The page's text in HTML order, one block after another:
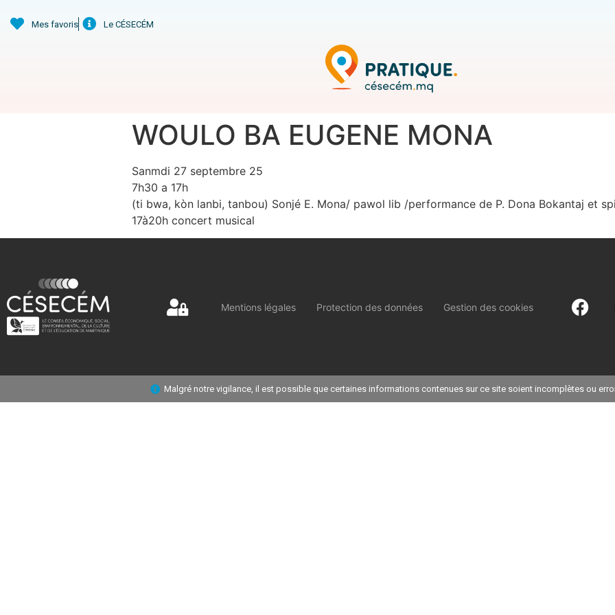
Mes favoris Le CÉSECÉM
WOULO BA EUGENE MONA
Sanmdi 27 septembre 25
7h30 a 17h
(ti bwa, kòn lanbi, tanbou) Sonjé E. Mona/ pawol lib /performance de P. Dona Bokantaj et
17à20h concert musical
Mentions légales Protection des données Gestion des cookies
Malgré notre vigilance, il est possible que certaines informations contenues sur ce site soient incomplètes ou